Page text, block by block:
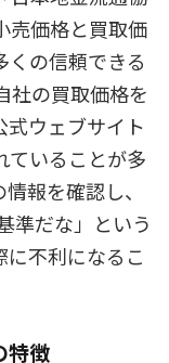
売価格と買取価
くの信頼できる
社の買取価格を
ウェブサイト
ていることが多
報を確認し、
準だな」という
に不利になるこ
特徴